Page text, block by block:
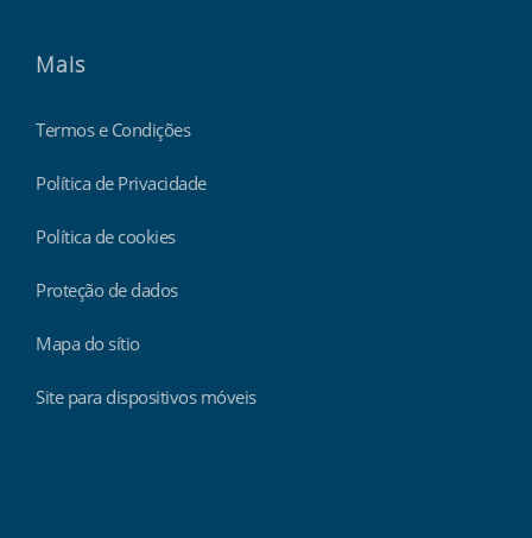
Mais
Termos e Condições
Política de Privacidade
Política de cookies
Proteção de dados
Mapa do sítio
Site para dispositivos móveis